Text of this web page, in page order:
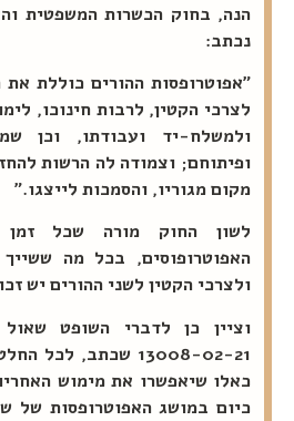
נכתב:
"אפוטרופסות ההורים כוללת את
לצרכי הקטין, לרבות חינוכו,
ולמשלח-יד ועבודתו, וכן
ופיתוחם; וצמודה לה הרשות
מקום מגוריו, והסמכות לייצגו."
לשון החוק מורה שכל
האפוטרופוסים, בכל מה ששייך
ולצרכי הקטין לשני ההורים יש
וציין כן לדברי השופט
13008-02-21 שכתב,
כאלו שיאפשרו את מימוש
כיום במושג האפוטרופסות של